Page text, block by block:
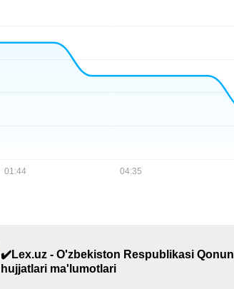
✔️Lex.uz - O'zbekiston Respublikasi Qonun
hujjatlari ma'lumotlari